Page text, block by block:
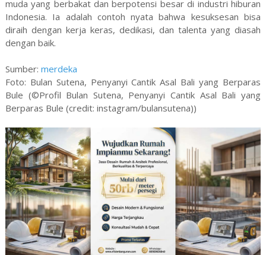
muda yang berbakat dan berpotensi besar di industri hiburan
Indonesia. Ia adalah contoh nyata bahwa kesuksesan bisa
diraih dengan kerja keras, dedikasi, dan talenta yang diasah
dengan baik.
Sumber: merdeka
Foto: Bulan Sutena, Penyanyi Cantik Asal Bali yang Berparas
Bule (©Profil Bulan Sutena, Penyanyi Cantik Asal Bali yang
Berparas Bule (credit: instagram/bulansutena))